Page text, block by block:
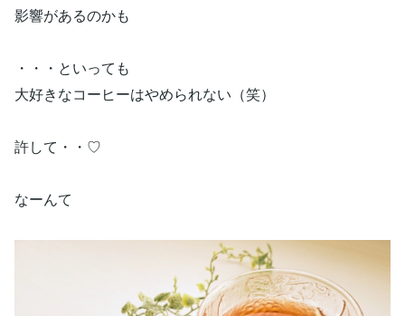
影響があるのかも
・・・といっても
大好きなコーヒーはやめられない（笑）
許して・・♡
なーんて